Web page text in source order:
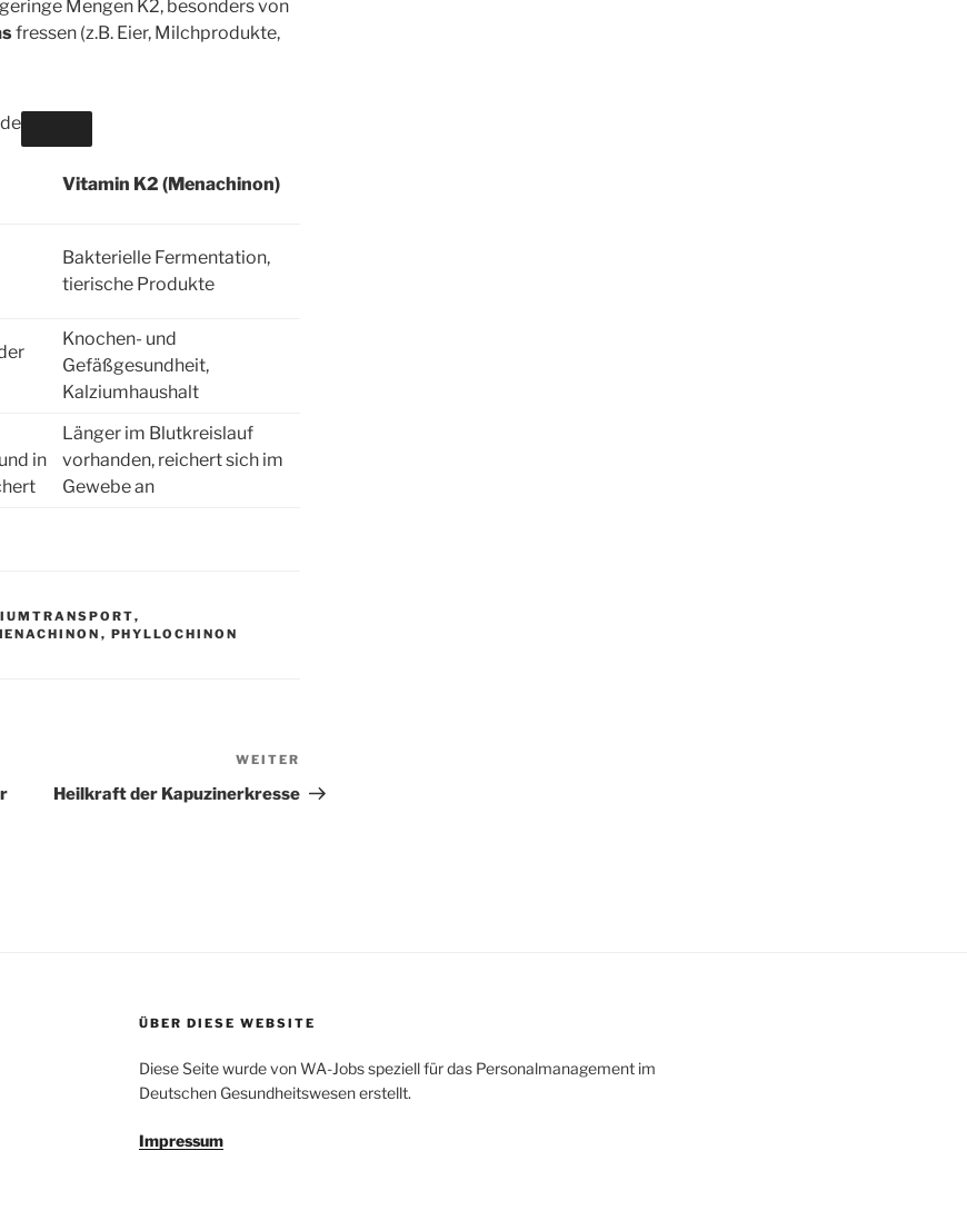
Mengen K2, besonders von
fressen (z.B. Eier, Milchprodukte,
Vitamin K2 (Menachinon)
Bakterielle Fermentation,
tierische Produkte
Knochen- und
Gefäßgesundheit,
Kalziumhaushalt
in
Länger im Blutkreislauf
vorhanden, reichert sich im
Gewebe an
,
, PHYLLOCHINON
Beitrag
WEITER
Heilkraft der Kapuzinerkresse
ÜBER DIESE WEBSITE
Diese Seite wurde von WA-Jobs speziell für das Personalmanagement im
Deutschen Gesundheitswesen erstellt.
Impressum